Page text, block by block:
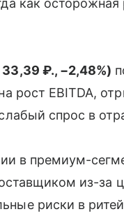
как осторожная
33,39 ₽., −2,48%)
рост EBITDA,
спрос в
в премиум-
из-за
риски в